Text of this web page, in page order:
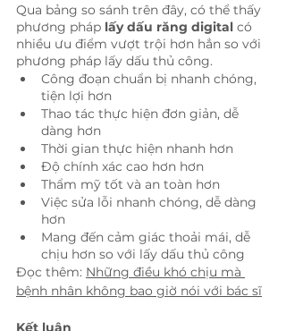
Qua bảng so sánh trên đây, có thể thấy
phương pháp lấy dấu răng digital có
nhiều ưu điểm vượt trội hơn hẳn so với
phương pháp lấy dấu thủ công.
Công đoạn chuẩn bị nhanh chóng,
tiện lợi hơn
Thao tác thực hiện đơn giản, dễ
dàng hơn
Thời gian thực hiện nhanh hơn
Độ chính xác cao hơn hơn
Thẩm mỹ tốt và an toàn hơn
Việc sửa lỗi nhanh chóng, dễ dàng
hơn
Mang đến cảm giác thoải mái, dễ
chịu hơn so với lấy dấu thủ công
Đọc thêm: Những điều khó chịu mà
bệnh nhân không bao giờ nói với bác sĩ
Kết luận